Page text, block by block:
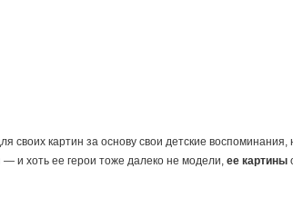
своих картин за основу свои детские
и хоть ее герои тоже далеко не модели, ее картины